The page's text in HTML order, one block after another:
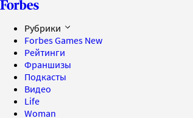
Рубрики
Forbes Games New
Рейтинги
Франшизы
Подкасты
Видео
Life
Woman